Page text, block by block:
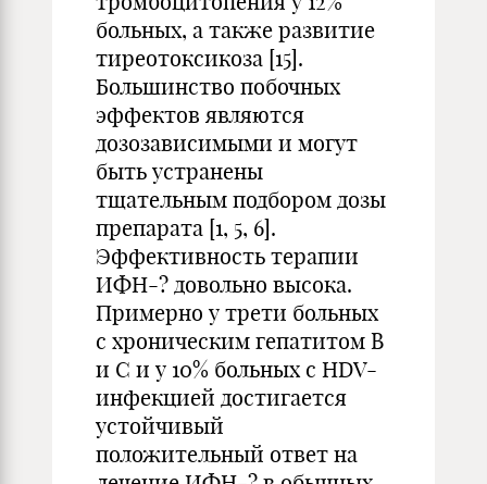
больных, а также развитие
тиреотоксикоза [15].
Большинство побочных
эффектов являются
дозозависимыми и могут
быть устранены
тщательным подбором дозы
препарата [1, 5, 6].
Эффективность терапии
ИФН-? довольно высока.
Примерно у трети больных
с хроническим гепатитом В
и С и у 10% больных с HDV-
инфекцией достигается
устойчивый
положительный ответ на